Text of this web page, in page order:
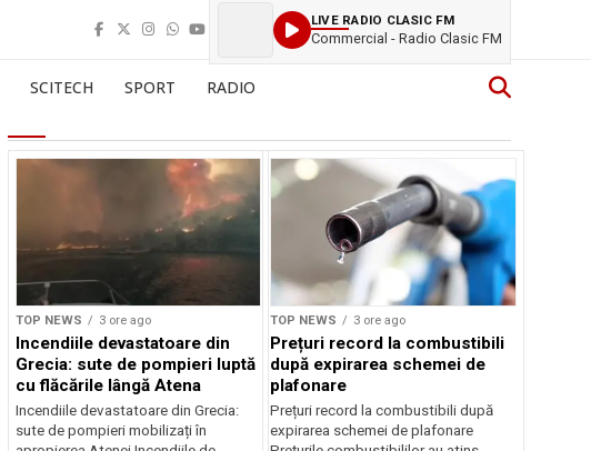
LIVE RADIO CLASIC FM
Commercial - Radio Clasic FM
SCITECH SPORT RADIO
TOP NEWS 3 ore ago
Incendiile devastatoare din
Grecia: sute de pompieri luptă
cu flăcările lângă Atena
Incendiile devastatoare din Grecia:
sute de pompieri mobilizați în
TOP NEWS 3 ore ago
Prețuri record la combustibili
după expirarea schemei de
plafonare
Prețuri record la combustibili după
expirarea schemei de plafonare